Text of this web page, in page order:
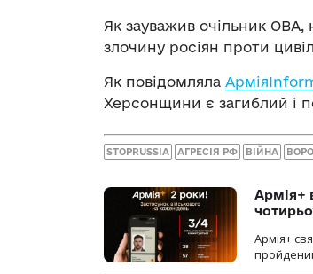
Як зауважив очільник ОВА,
злочину росіян проти
Як повідомляла
Херсонщини є загиблий і
STOPRUSSIA АГРЕСІЯ РФ ВІЙНА
Армія+
Армія+